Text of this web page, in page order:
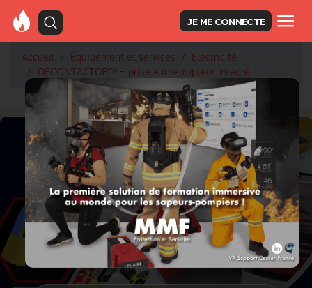
JE ME CONNECTE
Accueil Équipement et services
Electricité
DECONTACTOR™ = prise + interrupteur intégré